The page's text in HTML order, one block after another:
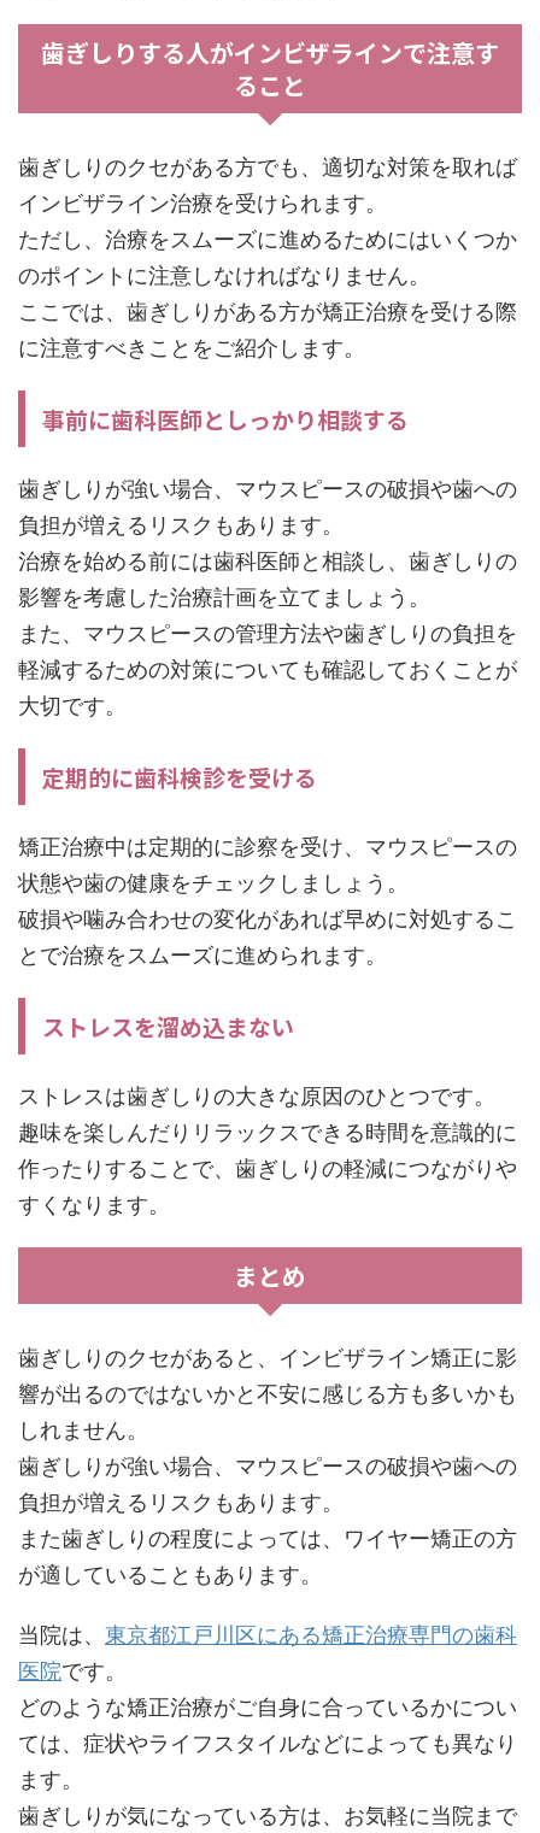
歯ぎしりする人がインビザラインで注意す
ること
歯ぎしりのクセがある方でも、適切な対策を取れば
インビザライン治療を受けられます。
ただし、治療をスムーズに進めるためにはいくつか
のポイントに注意しなければなりません。
ここでは、歯ぎしりがある方が矯正治療を受ける際
に注意すべきことをご紹介します。
事前に歯科医師としっかり相談する
歯ぎしりが強い場合、マウスピースの破損や歯への
負担が増えるリスクもあります。
治療を始める前には歯科医師と相談し、歯ぎしりの
影響を考慮した治療計画を立てましょう。
また、マウスピースの管理方法や歯ぎしりの負担を
軽減するための対策についても確認しておくことが
大切です。
定期的に歯科検診を受ける
矯正治療中は定期的に診察を受け、マウスピースの
状態や歯の健康をチェックしましょう。
破損や噛み合わせの変化があれば早めに対処するこ
とで治療をスムーズに進められます。
ストレスを溜め込まない
ストレスは歯ぎしりの大きな原因のひとつです。
趣味を楽しんだりリラックスできる時間を意識的に
作ったりすることで、歯ぎしりの軽減につながりや
すくなります。
まとめ
歯ぎしりのクセがあると、インビザライン矯正に影
響が出るのではないかと不安に感じる方も多いかも
しれません。
歯ぎしりが強い場合、マウスピースの破損や歯への
負担が増えるリスクもあります。
また歯ぎしりの程度によっては、ワイヤー矯正の方
が適していることもあります。
当院は、 東京都江戸川区にある矯正治療専門の歯科
医院です。
どのような矯正治療がご自身に合っているかについ
ては、症状やライフスタイルなどによっても異なり
ます。
歯ぎしりが気になっている方は、お気軽に当院まで